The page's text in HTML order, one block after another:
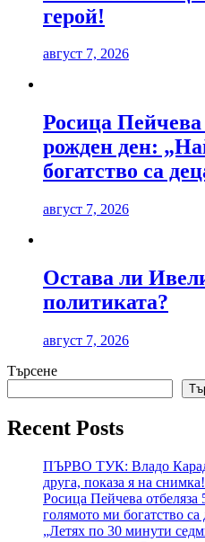
герой!
август 7, 2026
Росица Пейчева
рожден ден:
богатство са
август 7, 2026
Остава ли
политиката?
август 7, 2026
Търсене
Recent Posts
ПЪРВО ТУК: Владо
друга, показа я на
Росица Пейчева
голямото ми богатство са
„Летях по 30 минути